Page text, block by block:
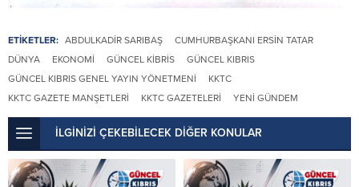
ETİKETLER: ABDULKADIR SARIBAŞ
CUMHURBAŞKANI ERSIN TATAR
DÜNYA
EKONOMI GÜNCEL KIBRIS
GÜNCEL KIBRIS
GÜNCEL KIBRIS GENEL YAYIN YÖNETMENI
KKTC
KKTC GAZETE MANŞETLERI
KKTC GAZETELERI YENI GÜNDEM
İLGİNİZİ ÇEKEBİLECEK DİĞER KONULAR